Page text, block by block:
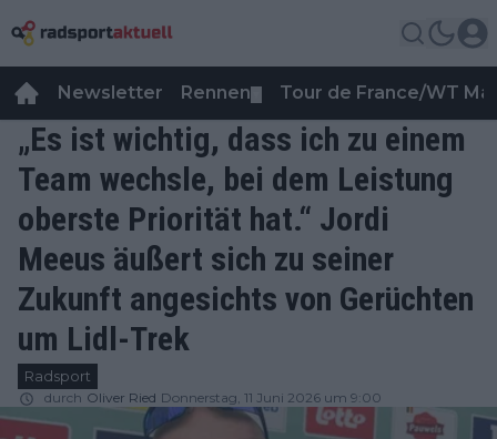
Newsletter Rennen Tour de France/WT
„Es ist wichtig, dass ich zu einem
Team wechsle, bei dem Leistung
oberste Priorität hat.“ Jordi
Meeus äußert sich zu seiner
Zukunft angesichts von Gerüchten
um Lidl-Trek
Radsport
durch Oliver Ried Donnerstag, 11 Juni 2026 um 9:00